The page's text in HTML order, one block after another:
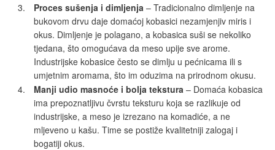
Proces sušenja i dimljenja – Tradicionalno dimljenje na
bukovom drvu daje domaćoj kobasici nezamjenjiv miris i
okus. Dimljenje je polagano, a kobasica suši se nekoliko
tjedana, što omogućava da meso upije sve arome.
Industrijske kobasice često se dimlju u pećnicama ili s
umjetnim aromama, što im oduzima na prirodnom okusu.
Manji udio masnoće i bolja tekstura – Domaća kobasica
ima prepoznatljivu čvrstu teksturu koja se razlikuje od
industrijske, a meso je izrezano na komadiće, a ne
mljeveno u kašu. Time se postiže kvalitetniji zalogaj i
bogatiji okus.